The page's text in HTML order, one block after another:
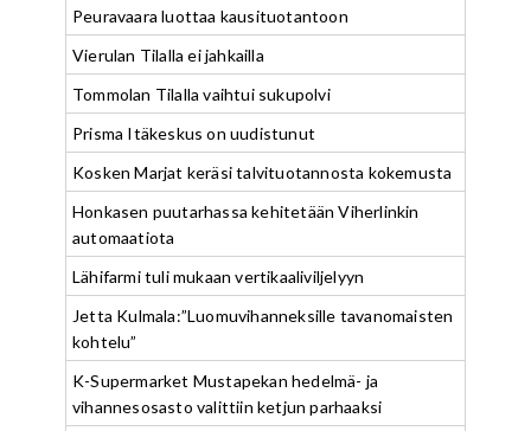
Peuravaara luottaa kausituotantoon
Vierulan Tilalla ei jahkailla
Tommolan Tilalla vaihtui sukupolvi
Prisma Itäkeskus on uudistunut
Kosken Marjat keräsi talvituotannosta kokemusta
Honkasen puutarhassa kehitetään Viherlinkin
automaatiota
Lähifarmi tuli mukaan vertikaaliviljelyyn
Jetta Kulmala:”Luomuvihanneksille tavanomaisten
kohtelu”
K-Supermarket Mustapekan hedelmä- ja
vihannesosasto valittiin ketjun parhaaksi